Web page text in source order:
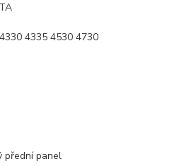
4335 4530 4730
přední panel